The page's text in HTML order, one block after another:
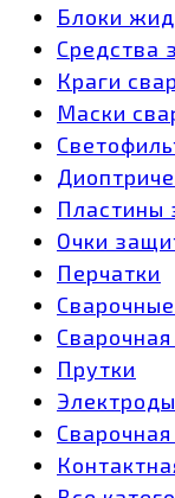
Блоки
Средства
Краги
Маски
Пластины
Очки
Перчатки
Прутки
Электроды